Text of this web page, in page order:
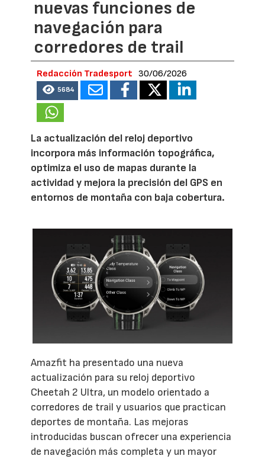
nuevas funciones de
navegación para
corredores de trail
Redacción Tradesport 30/06/2026
5684
La actualización del reloj deportivo
incorpora más información topográfica,
optimiza el uso de mapas durante la
actividad y mejora la precisión del GPS en
entornos de montaña con baja cobertura.
Amazfit ha presentado una nueva
actualización para su reloj deportivo
Cheetah 2 Ultra, un modelo orientado a
corredores de trail y usuarios que practican
deportes de montaña. Las mejoras
introducidas buscan ofrecer una experiencia
de navegación más completa y un mayor